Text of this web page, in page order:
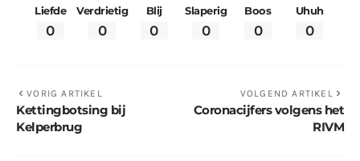
Liefde
0
Verdrietig
0
Blij
0
Slaperig
0
Boos
0
Uhuh
0
VORIG ARTIKEL
Kettingbotsing bij
Kelperbrug
VOLGEND ARTIKEL
Coronacijfers volgens het
RIVM